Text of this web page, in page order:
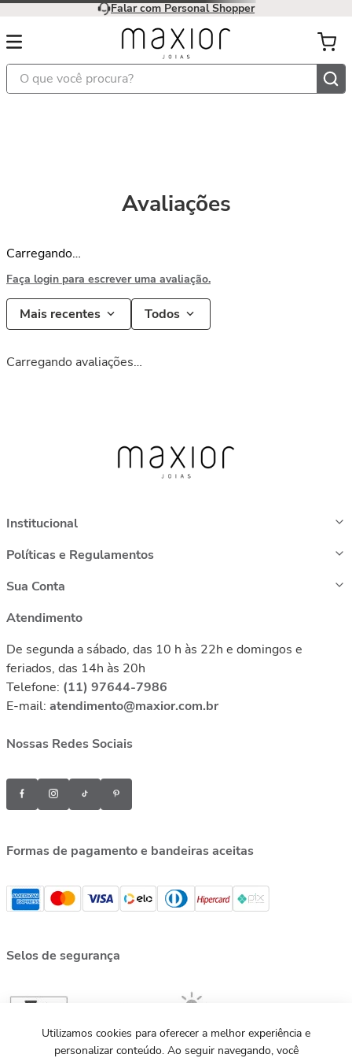
Falar com Personal Shopper
O que você procura?
Avaliações
Carregando…
Faça login para escrever uma avaliação.
Mais recentes Todos
Carregando avaliações…
Institucional
Políticas e Regulamentos
Sua Conta
Atendimento
De segunda a sábado, das 10 h às 22h e domingos e
feriados, das 14h às 20h
Telefone: (11) 97644-7986
E-mail: atendimento@maxior.com.br
Nossas Redes Sociais
Formas de pagamento e bandeiras aceitas
Selos de segurança
Utilizamos cookies para oferecer a melhor experiência e
personalizar conteúdo. Ao seguir navegando, você